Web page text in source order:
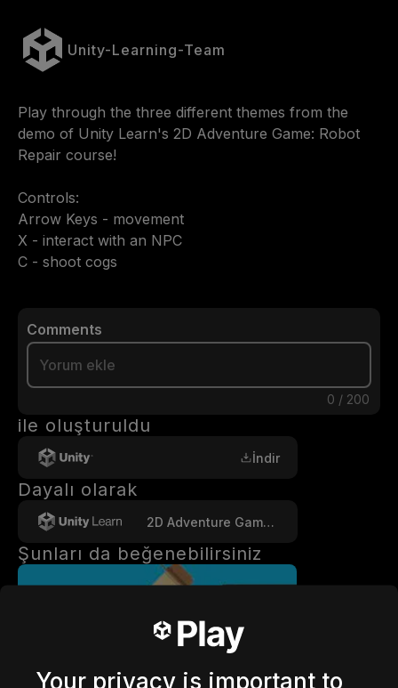
Unity-Learning-Team
Play through the three different themes from the
demo of Unity Learn's 2D Adventure Game: Robot
Repair course!
Controls:
Arrow Keys - movement
X - interact with an NPC
C - shoot cogs
Comments
0 / 200
ile oluşturuldu
İndir
Dayalı olarak
2D Adventure Game: Robot Repair
Şunları da beğenebilirsiniz
Your privacy is important to